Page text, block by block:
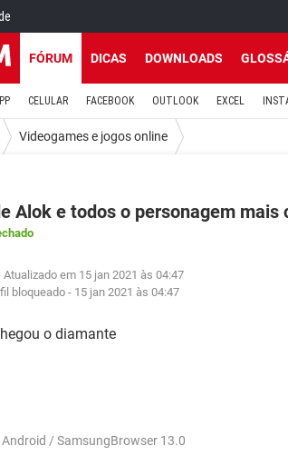
FÓRUM DICAS DOWNLOADS
CELULAR FACEBOOK OUTLOOK EXCEL
Videogames e jogos online
Alok e todos o personagem mais
Atualizado em 15 jan 2021 às 04:47
bloqueado - 15 jan 2021 às 04:47
o diamante
Android / SamsungBrowser 13.0